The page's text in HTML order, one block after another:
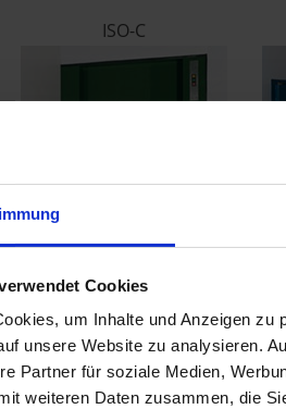
Cookies
um Inhalte und Anzeigen
unsere Website zu analysieren.
Partner für soziale Medien,
weiteren Daten zusammen, die
ISO-C
Schiebetüren bodenbündig